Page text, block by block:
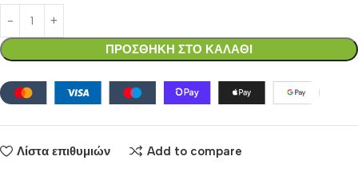
ΠΡΟΣΘΗΚΗ ΣΤΟ ΚΑΛΑΘΙ
Λίστα επιθυμιών Add to compare